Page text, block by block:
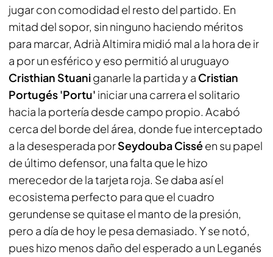
jugar con comodidad el resto del partido. En
mitad del sopor, sin ninguno haciendo méritos
para marcar, Adrià Altimira midió mal a la hora de ir
a por un esférico y eso permitió al uruguayo
Cristhian Stuaniganarle la partida y a Cristian
Portugés 'Portu' iniciar una carrera el solitario
hacia la portería desde campo propio. Acabó
cerca del borde del área, donde fue interceptado
a la desesperada porSeydouba Cisséen su papel
de último defensor, una falta que le hizo
merecedor de la tarjeta roja. Se daba así el
ecosistema perfecto para que el cuadro
gerundense se quitase el manto de la presión,
pero a día de hoy le pesa demasiado. Y se notó,
pues hizo menos daño del esperado a un Leganés